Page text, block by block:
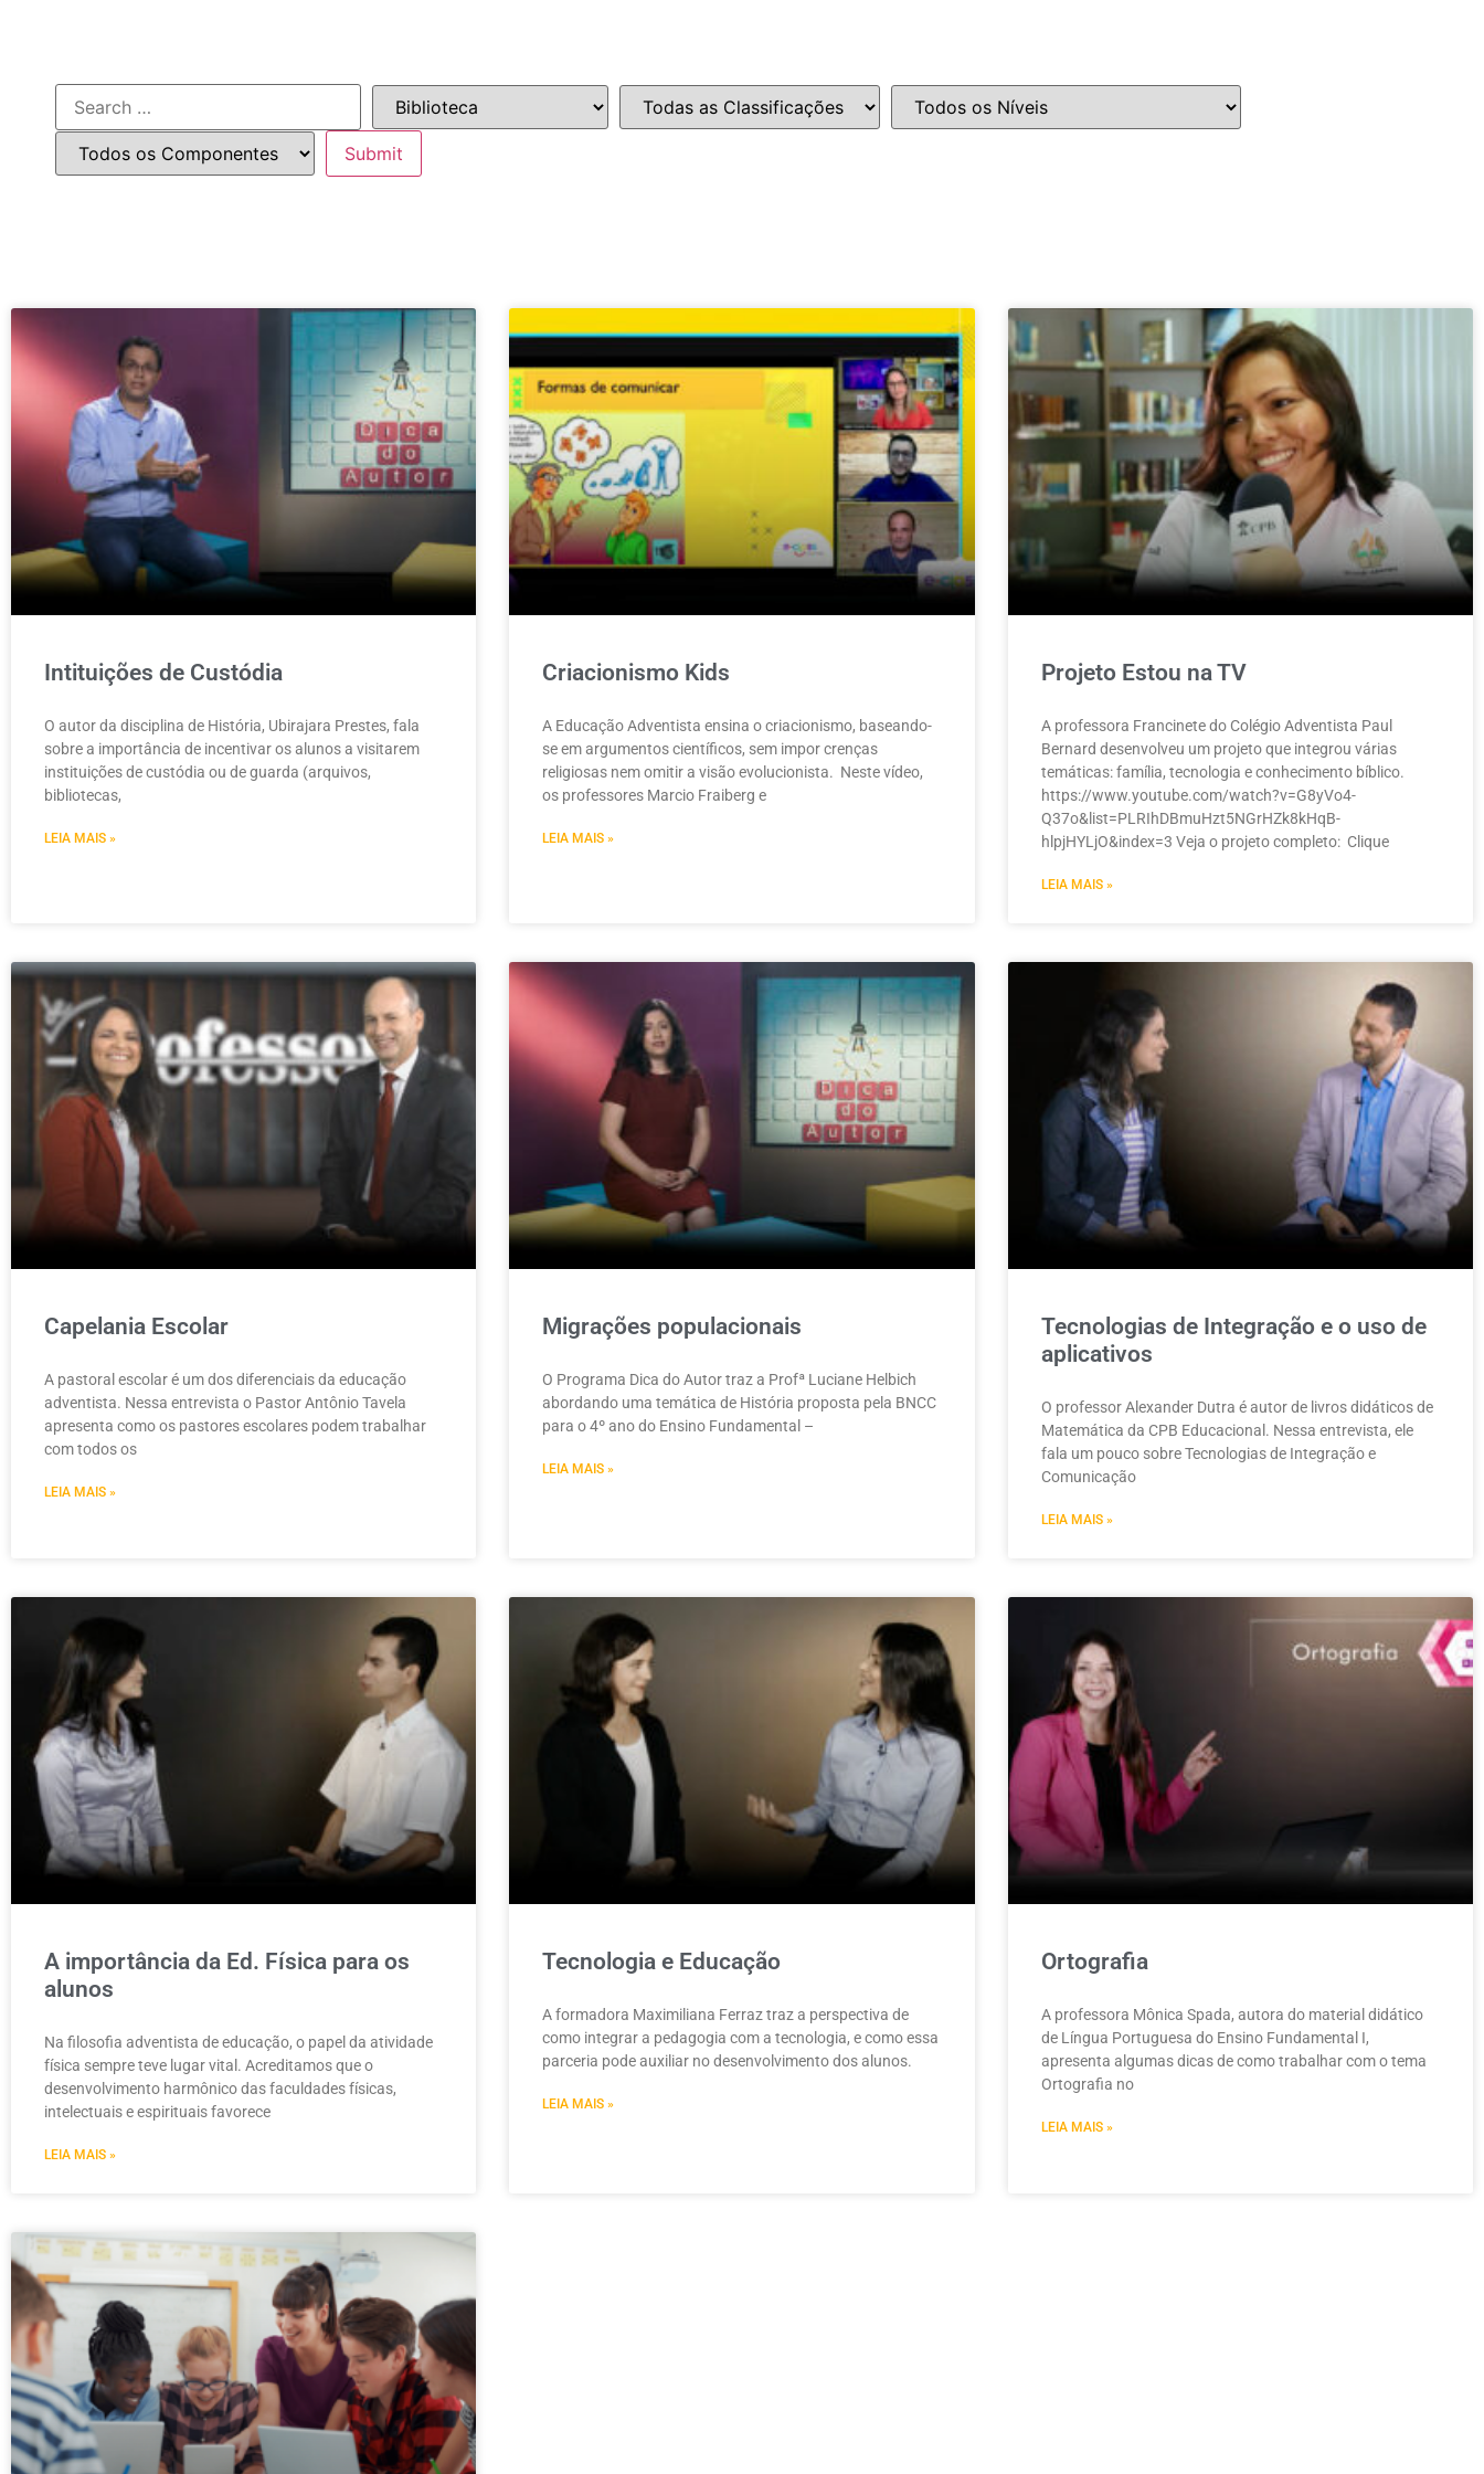
Intituições de Custódia
O autor da disciplina de História, Ubirajara Prestes, fala
sobre a importância de incentivar os alunos a visitarem
instituições de custódia ou de guarda (arquivos,
bibliotecas,
LEIA MAIS »
Criacionismo Kids
A Educação Adventista ensina o criacionismo, baseando-
se em argumentos científicos, sem impor crenças
religiosas nem omitir a visão evolucionista. Neste vídeo,
os professores Marcio Fraiberg e
LEIA MAIS »
Projeto Estou na TV
A professora Francinete do Colégio Adventista Paul
Bernard desenvolveu um projeto que integrou várias
temáticas: família, tecnologia e conhecimento bíblico.
https://www.youtube.com/watch?v=G8yVo4-
Q37o&list=PLRIhDBmuHzt5NGrHZk8kHqB-
hlpjHYLjO&index=3 Veja o projeto completo: Clique
LEIA MAIS »
Capelania Escolar
A pastoral escolar é um dos diferenciais da educação
adventista. Nessa entrevista o Pastor Antônio Tavela
apresenta como os pastores escolares podem trabalhar
com todos os
LEIA MAIS »
Migrações populacionais
O Programa Dica do Autor traz a Profª Luciane Helbich
abordando uma temática de História proposta pela BNCC
para o 4º ano do Ensino Fundamental –
LEIA MAIS »
Tecnologias de Integração e o uso de
aplicativos
O professor Alexander Dutra é autor de livros didáticos de
Matemática da CPB Educacional. Nessa entrevista, ele
fala um pouco sobre Tecnologias de Integração e
Comunicação
LEIA MAIS »
A importância da Ed. Física para os
alunos
Na filosofia adventista de educação, o papel da atividade
física sempre teve lugar vital. Acreditamos que o
desenvolvimento harmônico das faculdades físicas,
intelectuais e espirituais favorece
LEIA MAIS »
Tecnologia e Educação
A formadora Maximiliana Ferraz traz a perspectiva de
como integrar a pedagogia com a tecnologia, e como essa
parceria pode auxiliar no desenvolvimento dos alunos.
LEIA MAIS »
Ortografia
A professora Mônica Spada, autora do material didático
de Língua Portuguesa do Ensino Fundamental I,
apresenta algumas dicas de como trabalhar com o tema
Ortografia no
LEIA MAIS »